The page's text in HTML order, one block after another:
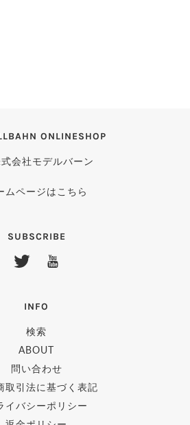
ONLINESHOP
会社モデルバーン
ムページはこちら
SUBSCRIBE
INFO
検索
ABOUT
問い合わせ
取引法に基づく表記
イバシーポリシー